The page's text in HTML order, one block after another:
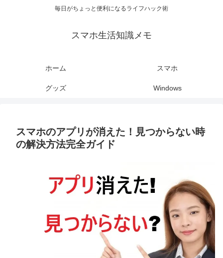
毎日がちょっと便利になるライフハック術
スマホ生活知識メモ
ホーム スマホ
グッズ Windows
スマホのアプリが消えた！見つからない時
の解決方法完全ガイド